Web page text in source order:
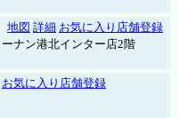
地図 詳細 お気に入り店舗登録
ナン港北インター店2階
お気に入り店舗登録